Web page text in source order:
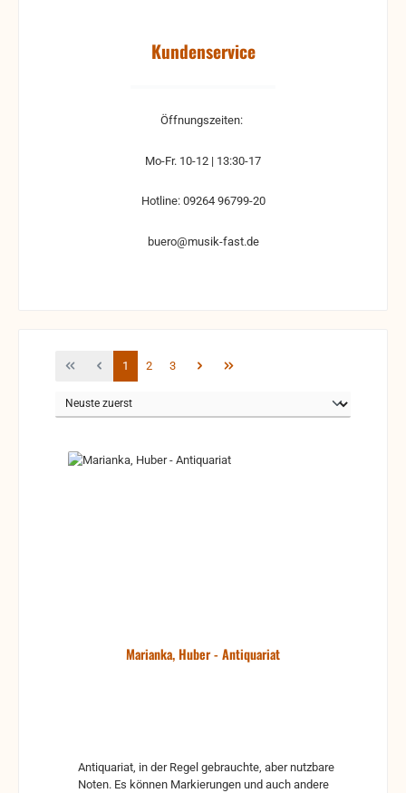
Kundenservice
Öffnungszeiten:
Mo-Fr. 10-12 | 13:30-17
Hotline: 09264 96799-20
buero@musik-fast.de
Seite
1 Seite
2 Seite
3
Marianka, Huber - Antiquariat
Noten. Es können Markierungen und auch andere